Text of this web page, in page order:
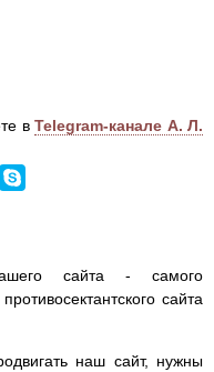
в Telegram-канале А. Л.
сайта - самого
сайта
наш сайт, нужны